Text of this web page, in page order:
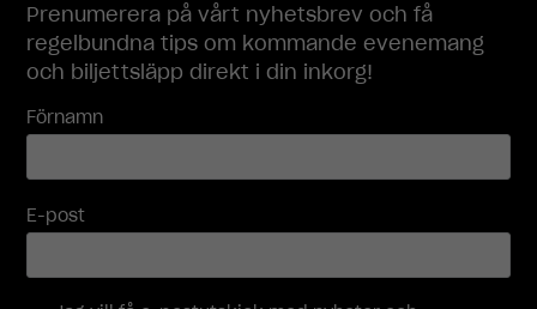
Prenumerera på vårt nyhetsbrev och få
regelbundna tips om kommande evenemang
och biljettsläpp direkt i din inkorg!
Förnamn
E-post
Statistik
För att vi ska
kunna
förbättra
funktionalitet
uppbyggnad,
hur
används.